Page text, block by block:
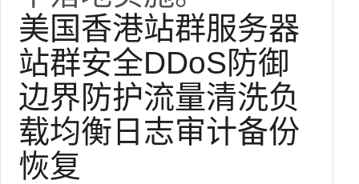
美国香港站群服务器
站群安全DDoS防御
边界防护流量清洗负
载均衡 日志审计备份
恢复